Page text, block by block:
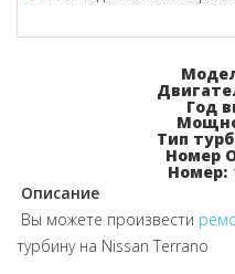
Год
Тип
Номер
Номер:
Описание
Вы можете произвести
турбину на Nissan Terrano